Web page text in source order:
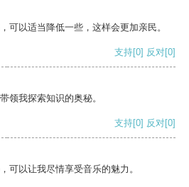
可以适当降低一些，这样会更加亲民。
支持[0] 反对[0]
领我探索知识的奥秘。
支持[0] 反对[0]
可以让我尽情享受音乐的魅力。